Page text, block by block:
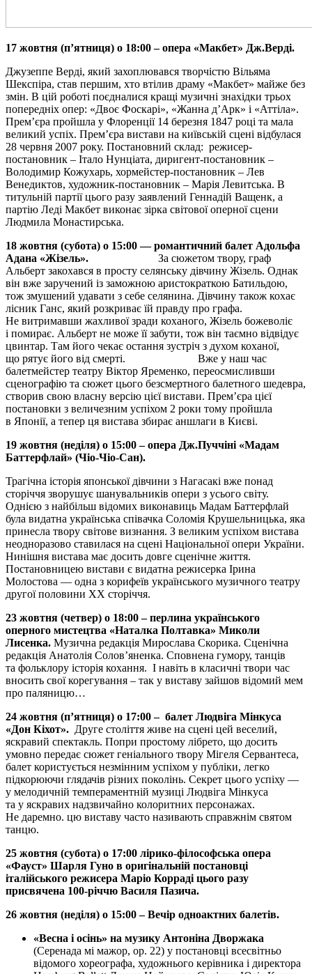
17 жовтня (п’ятниця) о 18:00 – опера «Макбет» Дж.Верді.
Джузеппе Верді, який захоплювався творчістю Вільяма
Шекспіра, став першим, хто втілив драму «Макбет» майже без
змін. В цій роботі поєдналися кращі музичні знахідки трьох
попередніх опер: «Двоє Фоскарі», «Жанна д’Арк» і «Аттіла».
Прем’єра пройшла у Флоренції 14 березня 1847 році та мала
великий успіх. Прем’єра вистави на київській сцені відбулася
28 червня 2007 року. Постановний склад: режисер-
постановник – Італо Нунціата, диригент-постановник –
Володимир Кожухарь, хормейстер-постановник – Лев
Венедиктов, художник-постановник – Марія Левитська. В
титульній партії цього разу заявлений Геннадій Ващенк, а
партію Леді Макбет виконає зірка світової оперної сцени
Людмила Монастирська.
18 жовтня (субота) о 15:00 — романтичний балет Адольфа
Адана «Жізель».
За сюжетом твору, граф
Альберт закохався в просту селянську дівчину Жізель. Однак
він вже заручений із заможною аристократкою Батильдою,
тож змушений удавати з себе селянина. Дівчину також кохає
лісник Ганс, який розкриває їй правду про графа.
Не витримавши жахливої зради коханого, Жізель божеволіє
і помирає. Альберт не може її забути, тож він таємно відвідує
цвинтар. Там його чекає остання зустріч з духом коханої,
що рятує його від смерті. Вже у наш час
балетмейстер театру Віктор Яременко, переосмисливши
сценографію та сюжет цього безсмертного балетного шедевра,
створив свою власну версію цієї вистави. Прем’єра цієї
постановки з величезним успіхом 2 роки тому пройшла
в Японії, а тепер ця вистава збирає аншлаги в Києві.
19 жовтня (неділя) о 15:00 – опера Дж.Пуччіні «Мадам
Баттерфлай» (Чіо-Чіо-Сан).
Трагічна історія японської дівчини з Нагасакі вже понад
сторіччя зворушує шанувальників опери з усього світу.
Однією з найбільш відомих виконавиць Мадам Баттерфлай
була видатна українська співачка Соломія Крушельницька, яка
принесла твору світове визнання. З великим успіхом вистава
неодноразово ставилася на сцені Національної опери України.
Нинішня вистава має досить довге сценічне життя.
Постановницею вистави є видатна режисерка Ірина
Молостова — одна з корифеїв українського музичного театру
другої половини XX сторіччя.
23 жовтня (четвер) о 18:00 –перлина українського
оперного мистецтва «Наталка Полтавка» Миколи
Лисенка. Музична редакція Мирослава Скорика. Сценічна
редакція Анатолія Солов’яненка. Сповнена гумору, танців
та фольклору історія кохання. І навіть в класичні твори час
вносить свої корегування – так у виставу зайшов відомий мем
про паляницю…
24 жовтня (п’ятниця) о 17:00 – балет Людвіга Мінкуса
«Дон Кіхот». Друге століття живе на сцені цей веселий,
яскравий спектакль. Попри простому лібрето, що досить
умовно передає сюжет геніального твору Мігеля Сервантеса,
балет користується незмінним успіхом у публіки, легко
підкорюючи глядачів різних поколінь. Секрет цього успіху —
у мелодичній темпераментній музиці Людвіга Мінкуса
та у яскравих надзвичайно колоритних персонажах.
Не даремно. цю виставу часто називають справжнім святом
танцю.
25 жовтня (субота) о 17:00 лірико-філософська опера
«Фауст» Шарля Гуно в оригінальній постановці
італійського режисера Маріо Корраді цього разу
присвячена 100-річчю Василя Пазича.
26 жовтня (неділя) о 15:00 – Вечір одноактних балетів.
«Весна і осінь» на музику Антоніна Дворжака
(Серенада мі мажор, ор. 22) у постановці всесвітньо
відомого хореографа, художнього керівника і директора